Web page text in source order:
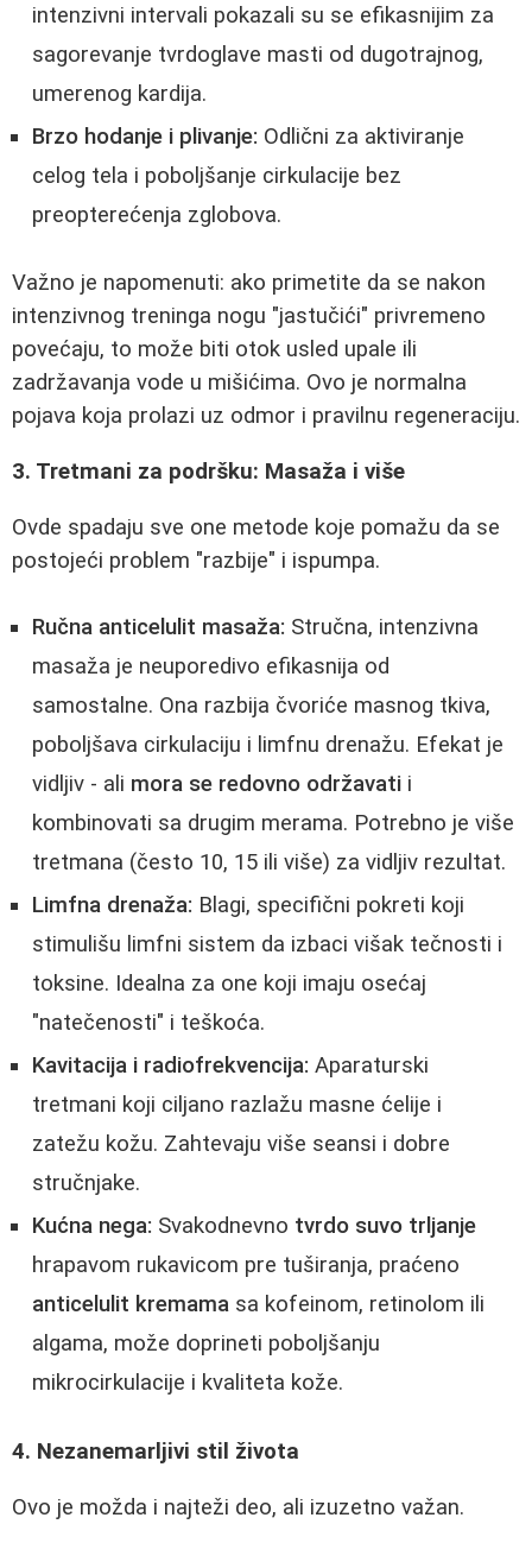
intenzivni intervali pokazali su se efikasnijim za
sagorevanje tvrdoglave masti od dugotrajnog,
umerenog kardija.
Brzo hodanje i plivanje: Odlični za aktiviranje
celog tela i poboljšanje cirkulacije bez
preopterećenja zglobova.
Važno je napomenuti: ako primetite da se nakon
intenzivnog treninga nogu "jastučići" privremeno
povećaju, to može biti otok usled upale ili
zadržavanja vode u mišićima. Ovo je normalna
pojava koja prolazi uz odmor i pravilnu regeneraciju.
3. Tretmani za podršku: Masaža i više
Ovde spadaju sve one metode koje pomažu da se
postojeći problem "razbije" i ispumpa.
Ručna anticelulit masaža: Stručna, intenzivna
masaža je neuporedivo efikasnija od
samostalne. Ona razbija čvoriće masnog tkiva,
poboljšava cirkulaciju i limfnu drenažu. Efekat je
vidljiv - ali mora se redovno održavati i
kombinovati sa drugim merama. Potrebno je više
tretmana (često 10, 15 ili više) za vidljiv rezultat.
Limfna drenaža: Blagi, specifični pokreti koji
stimulišu limfni sistem da izbaci višak tečnosti i
toksine. Idealna za one koji imaju osećaj
"natečenosti" i teškoća.
Kavitacija i radiofrekvencija: Aparaturski
tretmani koji ciljano razlažu masne ćelije i
zatežu kožu. Zahtevaju više seansi i dobre
stručnjake.
Kućna nega: Svakodnevno tvrdo suvo trljanje
hrapavom rukavicom pre tuširanja, praćeno
anticelulit kremama sa kofeinom, retinolom ili
algama, može doprineti poboljšanju
mikrocirkulacije i kvaliteta kože.
4. Nezanemarljivi stil života
Ovo je možda i najteži deo, ali izuzetno važan.